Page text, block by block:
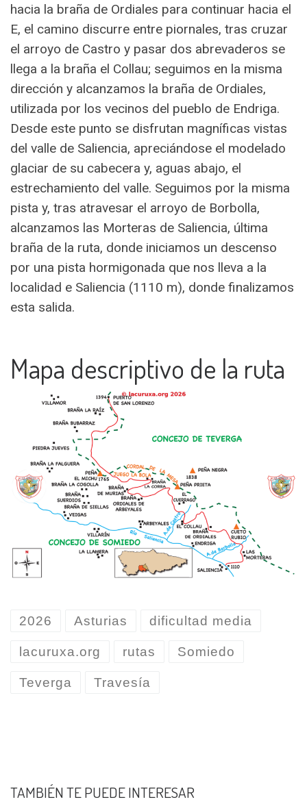
hacia la braña de Ordiales para continuar hacia el
E, el camino discurre entre piornales, tras cruzar
el arroyo de Castro y pasar dos abrevaderos se
llega a la braña el Collau; seguimos en la misma
dirección y alcanzamos la braña de Ordiales,
utilizada por los vecinos del pueblo de Endriga.
Desde este punto se disfrutan magníficas vistas
del valle de Saliencia, apreciándose el modelado
glaciar de su cabecera y, aguas abajo, el
estrechamiento del valle. Seguimos por la misma
pista y, tras atravesar el arroyo de Borbolla,
alcanzamos las Morteras de Saliencia, última
braña de la ruta, donde iniciamos un descenso
por una pista hormigonada que nos lleva a la
localidad e Saliencia (1110 m), donde finalizamos
esta salida.
Mapa descriptivo de la ruta
2026 Asturias dificultad media
lacuruxa.org rutas Somiedo
Teverga Travesía
TAMBIÉN TE PUEDE INTERESAR